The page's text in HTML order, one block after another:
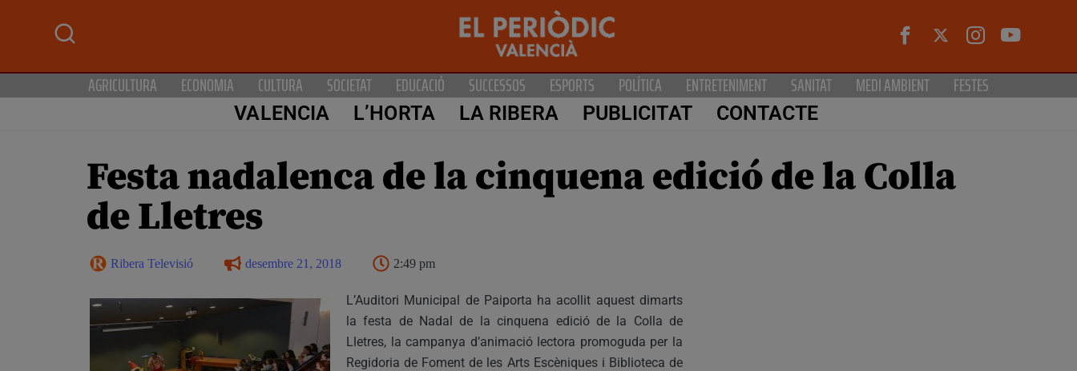
AGRICULTURA ECONOMIA CULTURA SOCIETAT EDUCACIÓ SUCCESSOS ESPORTS POLÍTICA ENTRETENIMENT SANITAT MEDI AMBIENT FESTES
VALENCIA L’HORTA LA RIBERA PUBLICITAT CONTACTE
Festa nadalenca de la cinquena edició de la Colla
de Lletres
Ribera Televisió desembre 21, 2018 2:49 pm
L’Auditori Municipal de Paiporta ha acollit aquest dimarts
la festa de Nadal de la cinquena edició de la Colla de
Lletres, la campanya d’animació lectora promoguda per la
Regidoria de Foment de les Arts Escèniques i Biblioteca de